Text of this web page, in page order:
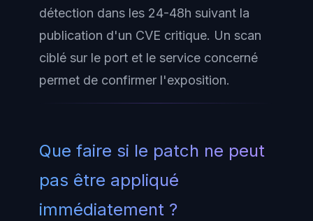
détection dans les 24-48h suivant la
publication d'un CVE critique. Un scan
ciblé sur le port et le service concerné
permet de confirmer l'exposition.
Que faire si le patch ne peut
pas être appliqué
immédiatement ?